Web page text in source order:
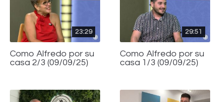
23:29
Como Alfredo por su
casa 2/3 (09/09/25)
29:51
Como Alfredo por su
casa 1/3 (09/09/25)